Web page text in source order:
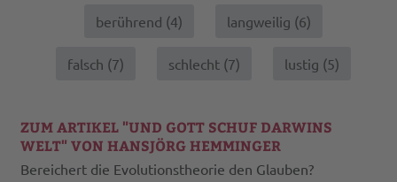
berührend (4) langweilig (6)
falsch (7) schlecht (7) lustig (5)
ZUM ARTIKEL "UND GOTT SCHUF DARWINS
WELT" VON HANSJÖRG HEMMINGER
Bereichert die Evolutionstheorie den Glauben?